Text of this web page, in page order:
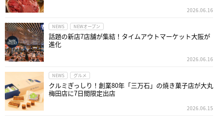
2026.06.16
NEWS NEWオープン
話題の新店7店舗が集結！タイムアウトマーケット大阪が
進化
2026.06.16
NEWS グルメ
クルミぎっしり！創業80年「三万石」の焼き菓子店が大丸
梅田店に7日間限定出店
2026.06.15